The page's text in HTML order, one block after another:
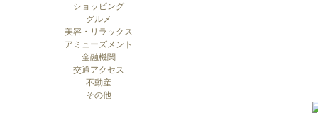
ショッピング
グルメ
美容・リラックス
アミューズメント
金融機関
交通アクセス
不動産
その他